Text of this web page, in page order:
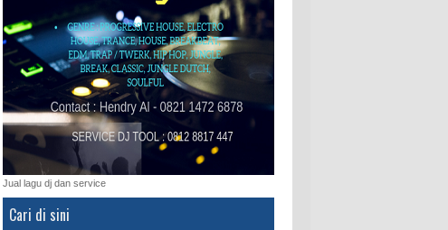
Jual lagu dj dan service
Cari di sini